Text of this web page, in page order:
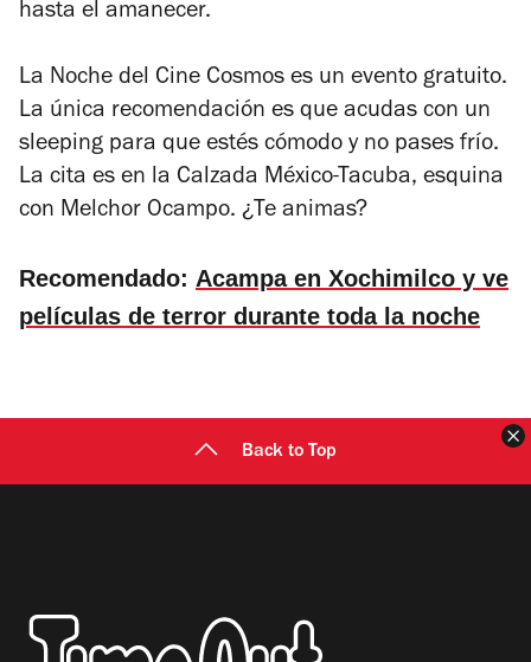
hasta el amanecer.
La Noche del Cine Cosmos es un evento gratuito.
La única recomendación es que acudas con un
sleeping para que estés cómodo y no pases frío.
La cita es en la Calzada México-Tacuba, esquina
con Melchor Ocampo. ¿Te animas?
Recomendado: Acampa en Xochimilco y ve
películas de terror durante toda la noche
Back to Top